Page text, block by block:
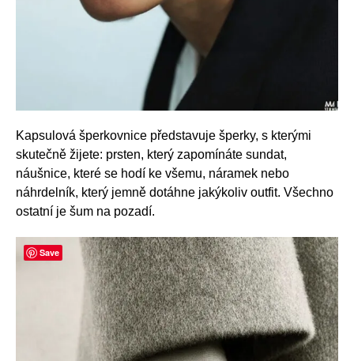
Kapsulová šperkovnice představuje šperky, s kterými
skutečně žijete: prsten, který zapomínáte sundat,
náušnice, které se hodí ke všemu, náramek nebo
náhrdelník, který jemně dotáhne jakýkoliv outfit. Všechno
ostatní je šum na pozadí.
Save